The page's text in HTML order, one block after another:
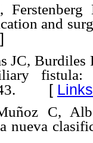
and
]
JC,
[ Links
C,
nueva